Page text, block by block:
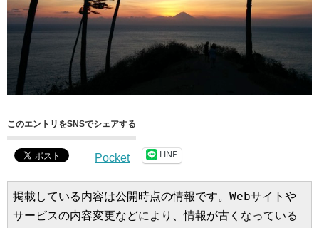
このエントリをSNSでシェアする
Pocket LINE
掲載している内容は公開時点の情報です。Webサイトや
サービスの内容変更などにより、情報が古くなっている